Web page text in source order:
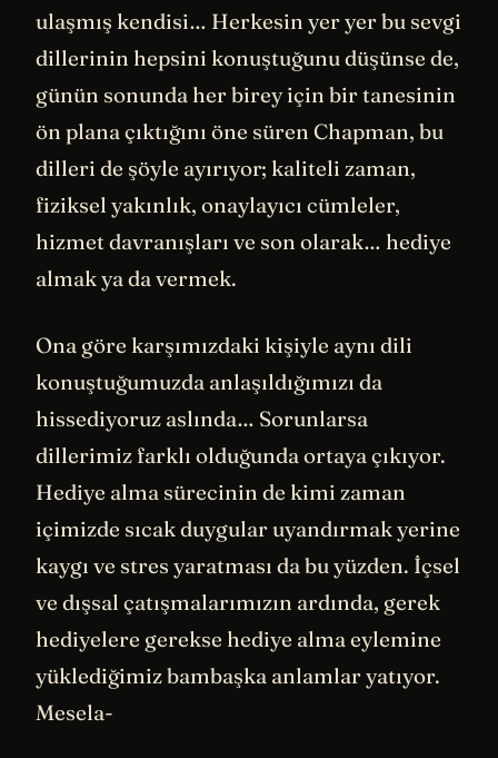
ulaşmış kendisi… Herkesin yer yer bu sevgi
dillerinin hepsini konuştuğunu düşünse de,
günün sonunda her birey için bir tanesinin
ön plana çıktığını öne süren Chapman, bu
dilleri de şöyle ayırıyor; kaliteli zaman,
fiziksel yakınlık, onaylayıcı cümleler,
hizmet davranışları ve son olarak… hediye
almak ya da vermek.
Ona göre karşımızdaki kişiyle aynı dili
konuştuğumuzda anlaşıldığımızı da
hissediyoruz aslında… Sorunlarsa
dillerimiz farklı olduğunda ortaya çıkıyor.
Hediye alma sürecinin de kimi zaman
içimizde sıcak duygular uyandırmak yerine
kaygı ve stres yaratması da bu yüzden. İçsel
ve dışsal çatışmalarımızın ardında, gerek
hediyelere gerekse hediye alma eylemine
yüklediğimiz bambaşka anlamlar yatıyor.
Mesela-